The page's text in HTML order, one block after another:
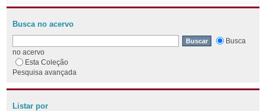
Busca no acervo
Busca
no acervo
Esta Coleção
Pesquisa avançada
Listar por